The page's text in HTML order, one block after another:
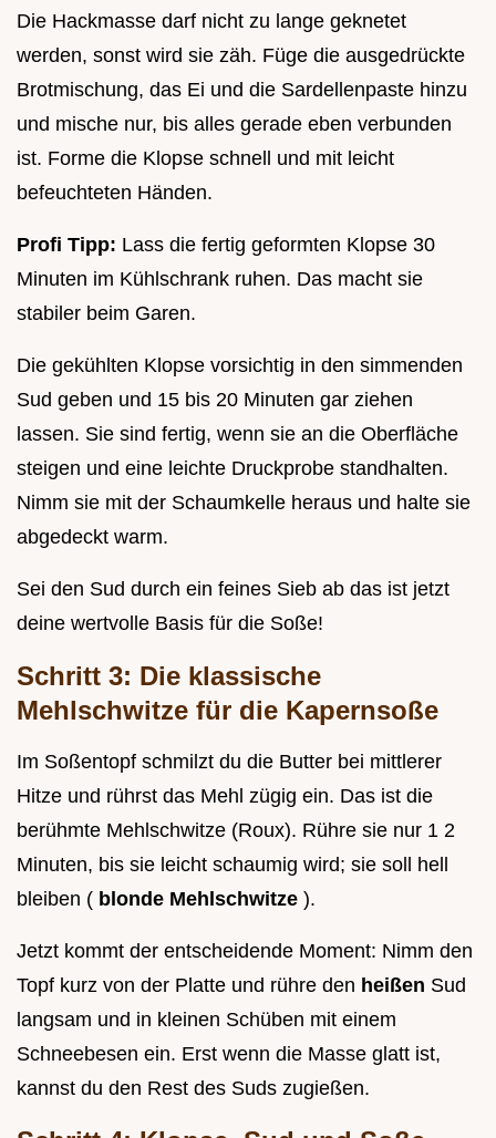
Die Hackmasse darf nicht zu lange geknetet
werden, sonst wird sie zäh. Füge die ausgedrückte
Brotmischung, das Ei und die Sardellenpaste hinzu
und mische nur, bis alles gerade eben verbunden
ist. Forme die Klopse schnell und mit leicht
befeuchteten Händen.
Profi Tipp: Lass die fertig geformten Klopse 30
Minuten im Kühlschrank ruhen. Das macht sie
stabiler beim Garen.
Die gekühlten Klopse vorsichtig in den simmenden
Sud geben und 15 bis 20 Minuten gar ziehen
lassen. Sie sind fertig, wenn sie an die Oberfläche
steigen und eine leichte Druckprobe standhalten.
Nimm sie mit der Schaumkelle heraus und halte sie
abgedeckt warm.
Sei den Sud durch ein feines Sieb ab das ist jetzt
deine wertvolle Basis für die Soße!
Schritt 3: Die klassische
Mehlschwitze für die Kapernsoße
Im Soßentopf schmilzt du die Butter bei mittlerer
Hitze und rührst das Mehl zügig ein. Das ist die
berühmte Mehlschwitze (Roux). Rühre sie nur 1 2
Minuten, bis sie leicht schaumig wird; sie soll hell
bleiben ( blonde Mehlschwitze ).
Jetzt kommt der entscheidende Moment: Nimm den
Topf kurz von der Platte und rühre den heißen Sud
langsam und in kleinen Schüben mit einem
Schneebesen ein. Erst wenn die Masse glatt ist,
kannst du den Rest des Suds zugießen.